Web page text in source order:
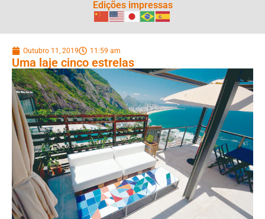
Edições impressas
Outubro 11, 2019 11:59 am
Uma laje cinco estrelas